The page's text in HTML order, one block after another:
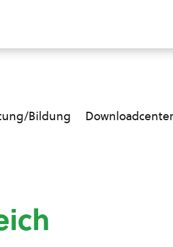
Bildung Downloadcenter